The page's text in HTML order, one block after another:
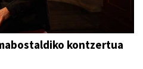
kontzertua